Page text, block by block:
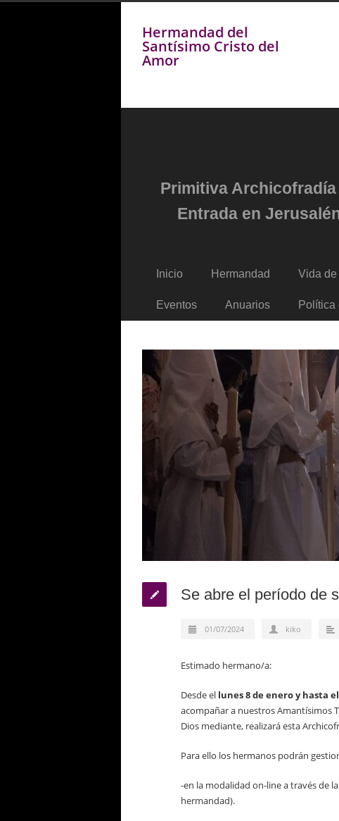
Hermandad del
Santísimo Cristo del
Amor
Primitiva
Entrada en
Inicio Hermandad Vida de
Eventos Anuarios Política
Se abre el período de
01/07/2024 kiko
Estimado hermano/a:
Desde el lunes 8 de enero y hasta
acompañar a nuestros Amantísimos
Dios mediante, realizará esta
Para ello los hermanos podrán
-en la modalidad on-line a través de la
hermandad).